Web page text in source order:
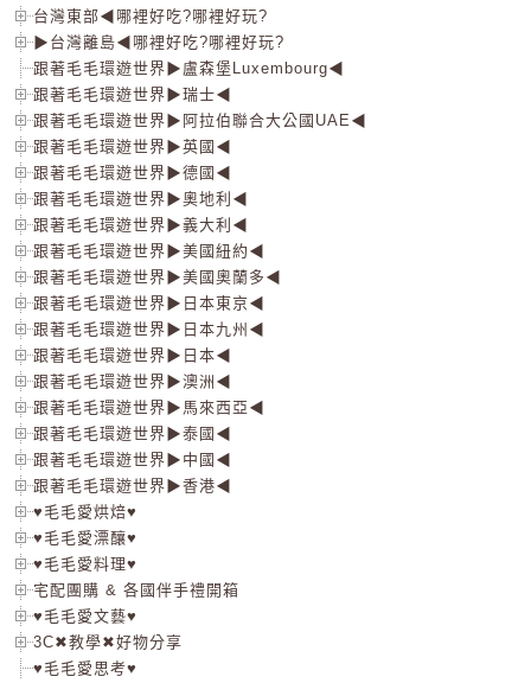
台灣東部◀哪裡好吃?哪裡好玩?
▶台灣離島◀哪裡好吃?哪裡好玩?
跟著毛毛環遊世界▶盧森堡Luxembourg◀
跟著毛毛環遊世界▶瑞士◀
跟著毛毛環遊世界▶阿拉伯聯合大公國UAE◀
跟著毛毛環遊世界▶英國◀
跟著毛毛環遊世界▶德國◀
跟著毛毛環遊世界▶奧地利◀
跟著毛毛環遊世界▶義大利◀
跟著毛毛環遊世界▶美國紐約◀
跟著毛毛環遊世界▶美國奧蘭多◀
跟著毛毛環遊世界▶日本東京◀
跟著毛毛環遊世界▶日本九州◀
跟著毛毛環遊世界▶日本◀
跟著毛毛環遊世界▶澳洲◀
跟著毛毛環遊世界▶馬來西亞◀
跟著毛毛環遊世界▶泰國◀
跟著毛毛環遊世界▶中國◀
跟著毛毛環遊世界▶香港◀
♥毛毛愛烘焙♥
♥毛毛愛漂釀♥
♥毛毛愛料理♥
宅配團購 & 各國伴手禮開箱
♥毛毛愛文藝♥
3C✖教學✖好物分享
♥毛毛愛思考♥